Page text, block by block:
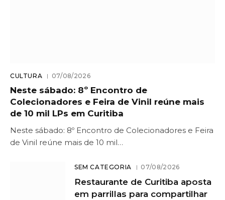
CULTURA 07/08/2026
Neste sábado: 8º Encontro de
Colecionadores e Feira de Vinil reúne mais
de 10 mil LPs em Curitiba
Neste sábado: 8º Encontro de Colecionadores e Feira
de Vinil reúne mais de 10 mil…
SEM CATEGORIA 07/08/2026
Restaurante de Curitiba aposta
em parrillas para compartilhar